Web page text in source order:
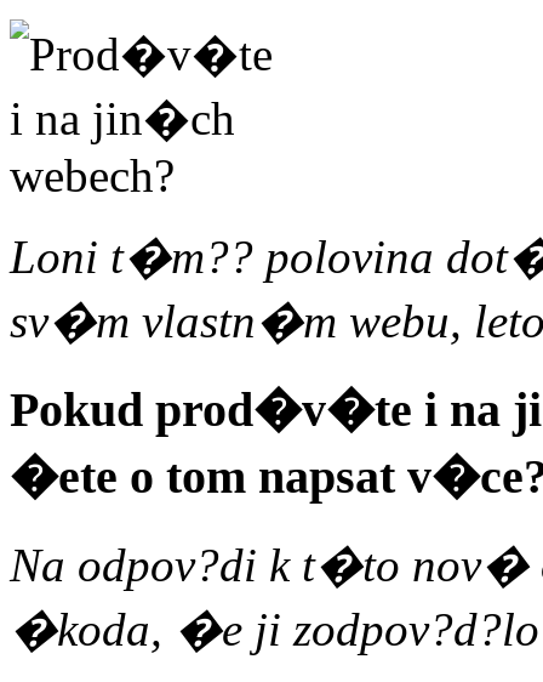
Loni t�m?? polovina
sv�m vlastn�m webu,
Pokud prod�v�te i na
�ete o tom napsat
Na odpov?di k t�to nov�
�koda, �e ji